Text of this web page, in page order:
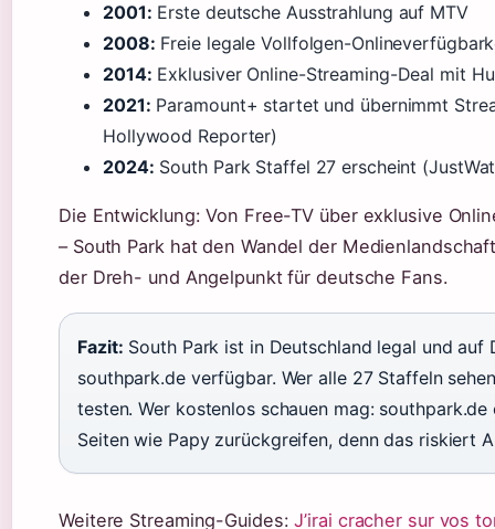
2001: Erste deutsche Ausstrahlung auf MTV
2008: Freie legale Vollfolgen-
2014: Exklusiver Online-Streaming-Deal mit
2021: Paramount+ startet und übernimmt
Hollywood Reporter)
2024: South Park Staffel 27 erscheint
Die Entwicklung: Von Free-TV über exklusive
– South Park hat den Wandel der
der Dreh- und Angelpunkt für deutsche Fans.
Fazit: South Park ist in Deutschland legal und
southpark.de verfügbar. Wer alle 27 Staffeln
testen. Wer kostenlos schauen mag:
Seiten wie Papy zurückgreifen, denn das riskiert
Weitere Streaming-Guides:J’irai cracher sur vos